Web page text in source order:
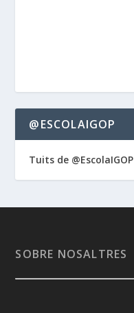
@ESCOLAIGOP
Tuits de @EscolaIGOP
SOBRE NOSALTRES